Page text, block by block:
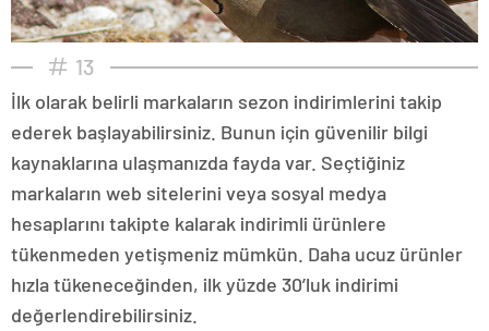
13
İlk olarak belirli markaların sezon indirimlerini takip
ederek başlayabilirsiniz. Bunun için güvenilir bilgi
kaynaklarına ulaşmanızda fayda var. Seçtiğiniz
markaların web sitelerini veya sosyal medya
hesaplarını takipte kalarak indirimli ürünlere
tükenmeden yetişmeniz mümkün. Daha ucuz ürünler
hızla tükeneceğinden, ilk yüzde 30’luk indirimi
değerlendirebilirsiniz.